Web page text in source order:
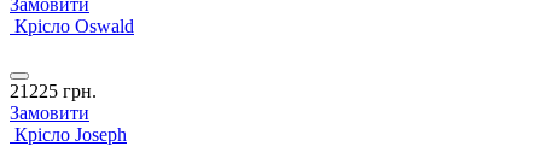
Замовити
Крісло Oswald
21225 грн.
Замовити
Крісло Joseph